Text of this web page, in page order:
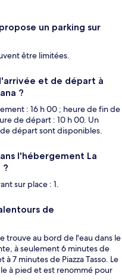
un parking sur
être limitées.
et de départ à
?
: 16 h 00 ; heure de fin de
de départ : 10 h 00. Un
départ sont disponibles.
l'hébergement La
?
sur place : 1.
de
trouve au bord de l'eau dans le
à seulement 6 minutes de
7 minutes de Piazza Tasso. Le
à pied et est renommé pour